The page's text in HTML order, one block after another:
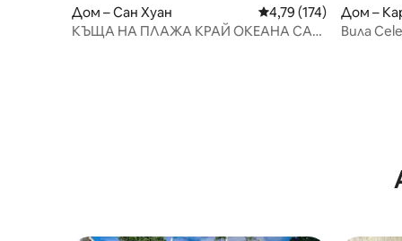
Дом – Сан Хуан Средна оценка: 4,79
4,79 (174)
КЪЩА НА ПЛАЖА КРАЙ ОКЕАНА САН
Дом –
Вила